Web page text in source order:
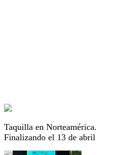
Taquilla en Norteamérica.
Finalizando el 13 de abril